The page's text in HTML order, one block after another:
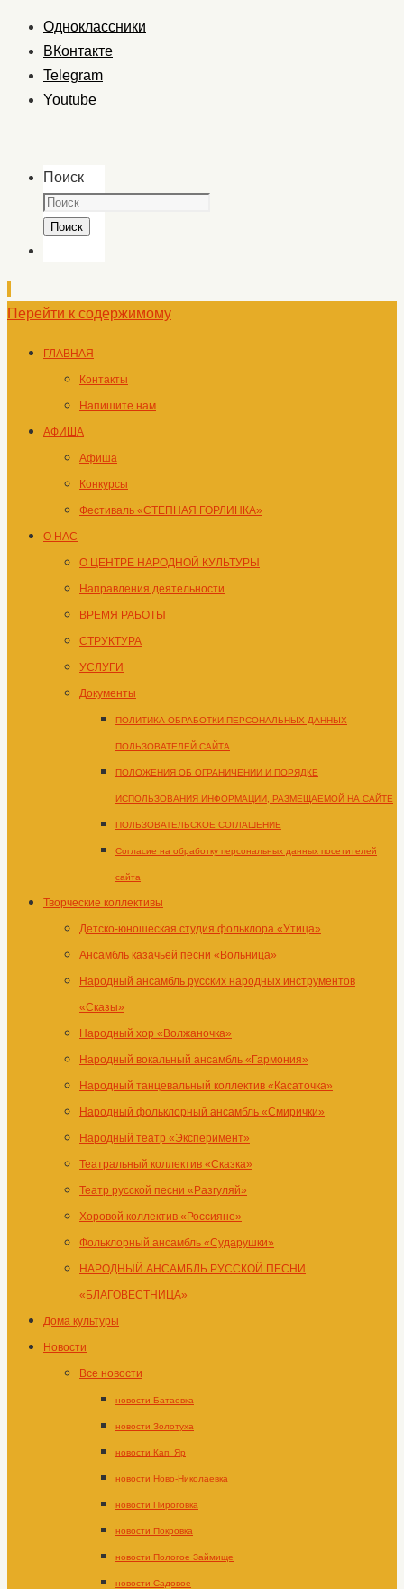
Одноклассники
ВКонтакте
Telegram
Youtube
Поиск
Поиск
Перейти к содержимому
ГЛАВНАЯ
Контакты
Напишите нам
АФИША
Афиша
Конкурсы
Фестиваль «СТЕПНАЯ ГОРЛИНКА»
О НАС
О ЦЕНТРЕ НАРОДНОЙ КУЛЬТУРЫ
Направления деятельности
ВРЕМЯ РАБОТЫ
СТРУКТУРА
УСЛУГИ
Документы
ПОЛИТИКА ОБРАБОТКИ ПЕРСОНАЛЬНЫХ ДАННЫХ
ПОЛЬЗОВАТЕЛЕЙ САЙТА
ПОЛОЖЕНИЯ ОБ ОГРАНИЧЕНИИ И ПОРЯДКЕ
ИСПОЛЬЗОВАНИЯ ИНФОРМАЦИИ, РАЗМЕЩАЕМОЙ НА САЙТЕ
ПОЛЬЗОВАТЕЛЬСКОЕ СОГЛАШЕНИЕ
Согласие на обработку персональных данных посетителей
сайта
Творческие коллективы
Детско-юношеская студия фольклора «Утица»
Ансамбль казачьей песни «Вольница»
Народный ансамбль русских народных инструментов
«Сказы»
Народный хор «Волжаночка»
Народный вокальный ансамбль «Гармония»
Народный танцевальный коллектив «Касаточка»
Народный фольклорный ансамбль «Смирички»
Народный театр «Эксперимент»
Театральный коллектив «Сказка»
Театр русской песни «Разгуляй»
Хоровой коллектив «Россияне»
Фольклорный ансамбль «Сударушки»
НАРОДНЫЙ АНСАМБЛЬ РУССКОЙ ПЕСНИ
«БЛАГОВЕСТНИЦА»
Дома культуры
Новости
Все новости
новости Батаевка
новости Золотуха
новости Кап. Яр
новости Ново-Николаевка
новости Пироговка
новости Покровка
новости Пологое Займище
новости Садовое